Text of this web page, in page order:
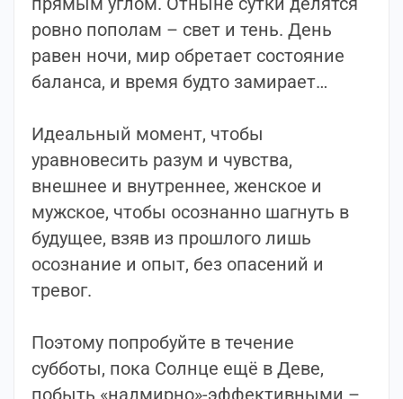
ровно пополам – свет и тень. День
равен ночи, мир обретает состояние
баланса, и время будто замирает…
Идеальный момент, чтобы
уравновесить разум и чувства,
внешнее и внутреннее, женское и
мужское, чтобы осознанно шагнуть в
будущее, взяв из прошлого лишь
осознание и опыт, без опасений и
тревог.
Поэтому попробуйте в течение
субботы, пока Солнце ещё в Деве,